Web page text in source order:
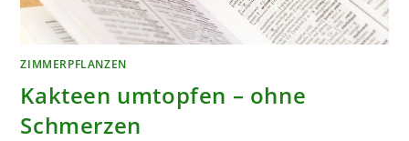
ZIMMERPFLANZEN
Kakteen umtopfen – ohne
Schmerzen